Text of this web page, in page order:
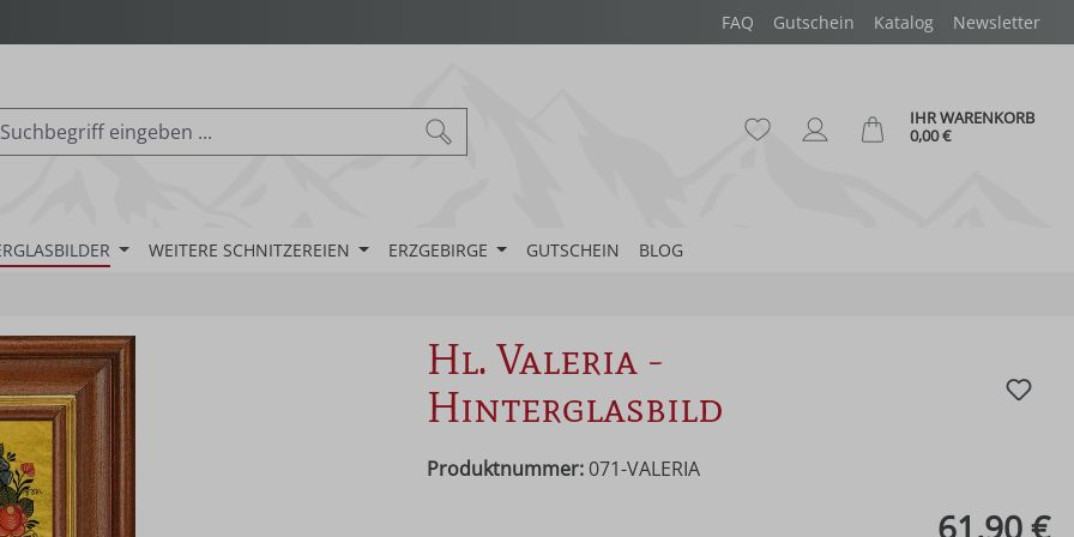
FAQ Gutschein Katalog Newsletter
Du hast 0 Produkte auf dem
IHR WARENKORB
0,00 €
WEITERE SCHNITZEREIEN ERZGEBIRGE GUTSCHEIN BLOG
Hl. Valeria -
Hinterglasbild
Produktnummer: 071-VALERIA
61,90 €